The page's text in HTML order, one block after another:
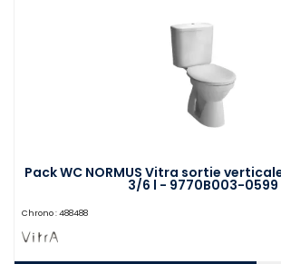
Pack WC NORMUS Vitra sortie
3/6 l - 9770B003-0599
Chrono : 488488